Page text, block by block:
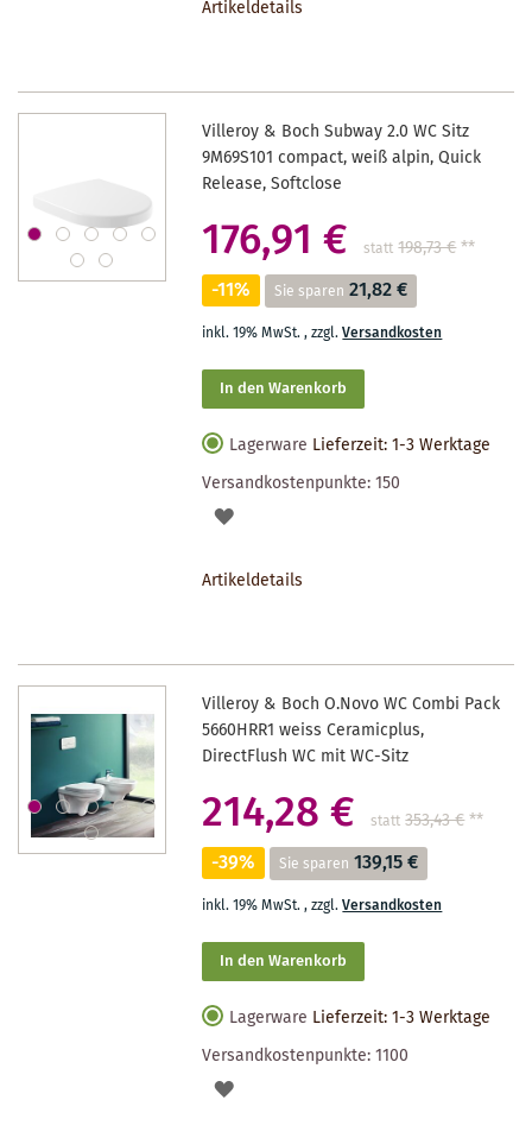
Artikeldetails
Villeroy & Boch Subway 2.0 WC Sitz
9M69S101 compact, weiß alpin, Quick
Release, Softclose
176,91 € statt 198,73 €**
-11% Sie sparen 21,82 €
inkl. 19% MwSt.,zzgl.Versandkosten
In den Warenkorb
Lagerware Lieferzeit: 1-3 Werktage
Versandkostenpunkte:150
AUF
Artikeldetails
Villeroy & Boch O.Novo WC Combi Pack
5660HRR1 weiss Ceramicplus,
DirectFlush WC mit WC-Sitz
214,28 € statt 353,43 €**
-39% Sie sparen 139,15 €
inkl. 19% MwSt.,zzgl.Versandkosten
In den Warenkorb
Lagerware Lieferzeit: 1-3 Werktage
Versandkostenpunkte:1100
AUF